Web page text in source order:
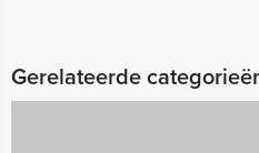
Gerelateerde